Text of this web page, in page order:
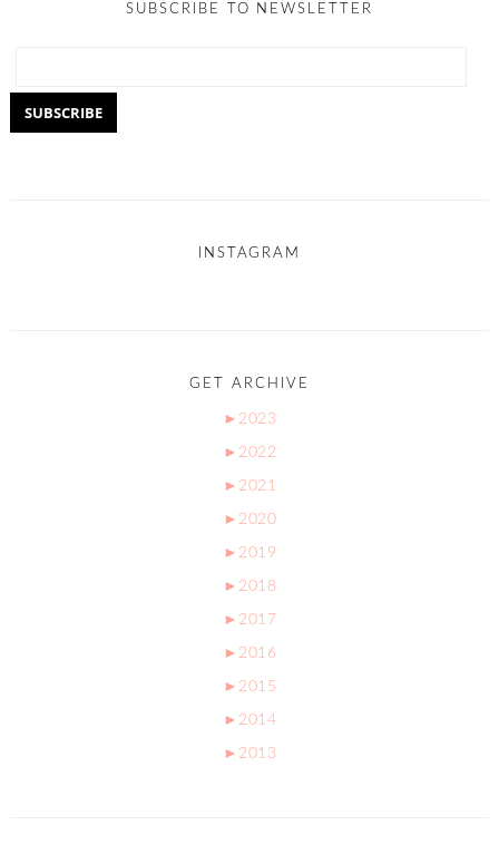
SUBSCRIBE TO NEWSLETTER
INSTAGRAM
GET ARCHIVE
► 2023
► 2022
► 2021
► 2020
► 2019
► 2018
► 2017
► 2016
► 2015
► 2014
► 2013